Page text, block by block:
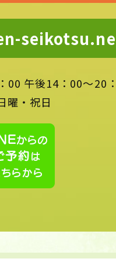
00 午後14：00～20
曜・祝日